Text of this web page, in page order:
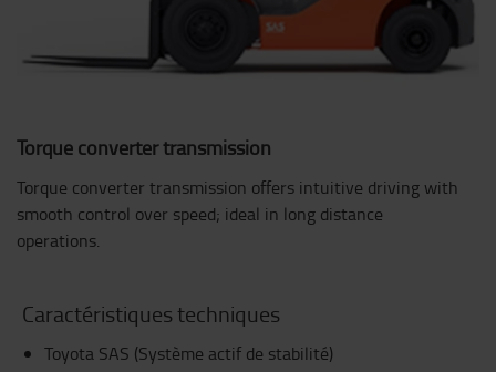
Torque converter transmission
Torque converter transmission offers intuitive driving with
smooth control over speed; ideal in long distance
operations.
Caractéristiques techniques
Toyota SAS (Système actif de stabilité)